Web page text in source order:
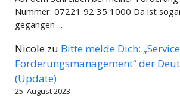
Nummer: 07221 92 35 1000 Da ist
gegangen ...
Nicole zu Bitte melde Dich:
Forderungsmanagement“ der
(Update)
25. August 2023